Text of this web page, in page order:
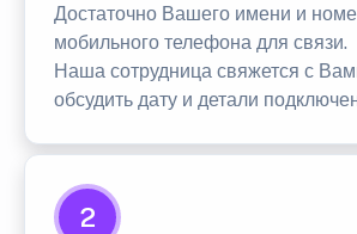
Достаточно Вашего имени и
мобильного телефона для связи.
Наша сотрудница свяжется с
обсудить дату и детали
2